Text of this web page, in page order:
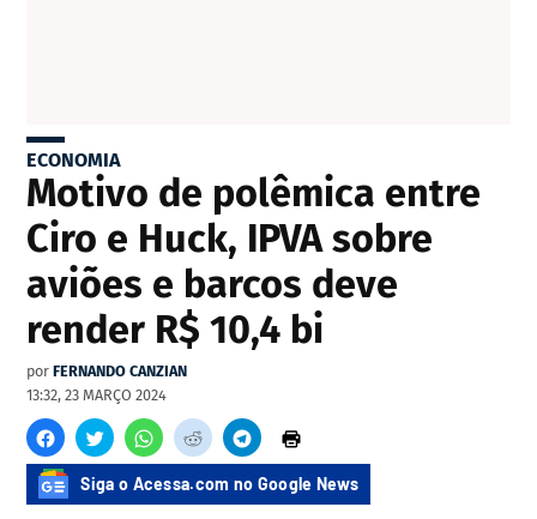
ECONOMIA
Motivo de polêmica entre
Ciro e Huck, IPVA sobre
aviões e barcos deve
render R$ 10,4 bi
por FERNANDO CANZIAN
13:32, 23 MARÇO 2024
Siga o Acessa.com no Google News